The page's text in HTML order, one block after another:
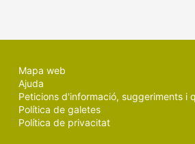
Mapa web
Ajuda
Peticions d'informació, suggeriments i
Política de galetes
Política de privacitat